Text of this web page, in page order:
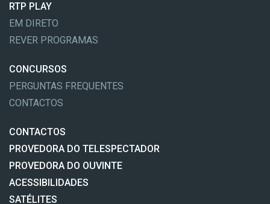
RTP PLAY
EM DIRETO
REVER PROGRAMAS
CONCURSOS
PERGUNTAS FREQUENTES
CONTACTOS
CONTACTOS
PROVEDORA DO TELESPECTADOR
PROVEDORA DO OUVINTE
ACESSIBILIDADES
SATÉLITES